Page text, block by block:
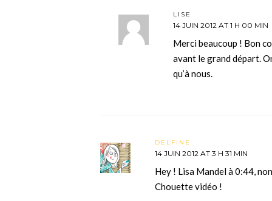
LISE
14 JUIN 2012 AT 1 H 00 MIN
Merci beaucoup ! Bon
avant le grand départ.
qu’à nous.
DELFINE
14 JUIN 2012 AT 3 H 31 MIN
Hey ! Lisa Mandel à 0:44,
Chouette vidéo !